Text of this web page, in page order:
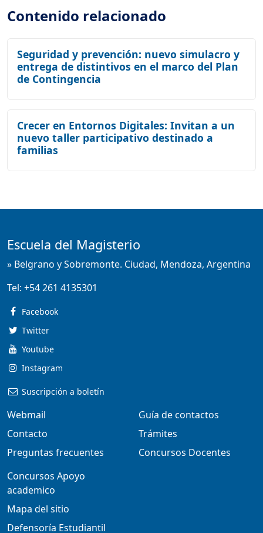
Contenido relacionado
Seguridad y prevención: nuevo simulacro y
entrega de distintivos en el marco del Plan
de Contingencia
Crecer en Entornos Digitales: Invitan a un
nuevo taller participativo destinado a
familias
Escuela del Magisterio
» Belgrano y Sobremonte. Ciudad, Mendoza, Argentina
Tel: +54 261 4135301
Facebook
Twitter
Youtube
Instagram
Suscripción a boletín
Webmail
Contacto
Preguntas frecuentes
Guía de contactos
Trámites
Concursos Docentes
Concursos Apoyo
academico
Mapa del sitio
Defensoría Estudiantil